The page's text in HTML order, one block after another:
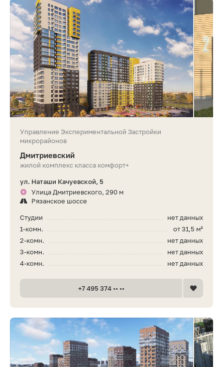
Управление Экспериментальной Застройки
микрорайонов
Дмитриевский
жилой комплекс класса комфорт+
ул. Наташи Качуевской, 5
Улица Дмитриевского, 290 м
Рязанское шоссе
нет данных
Студии
от 31,5 м²
1-комн.
нет данных
2-комн.
нет данных
3-комн.
нет данных
4-комн.
+7 495 374 •• ••